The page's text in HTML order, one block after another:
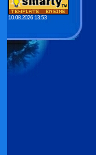
10.08.2026 13:53